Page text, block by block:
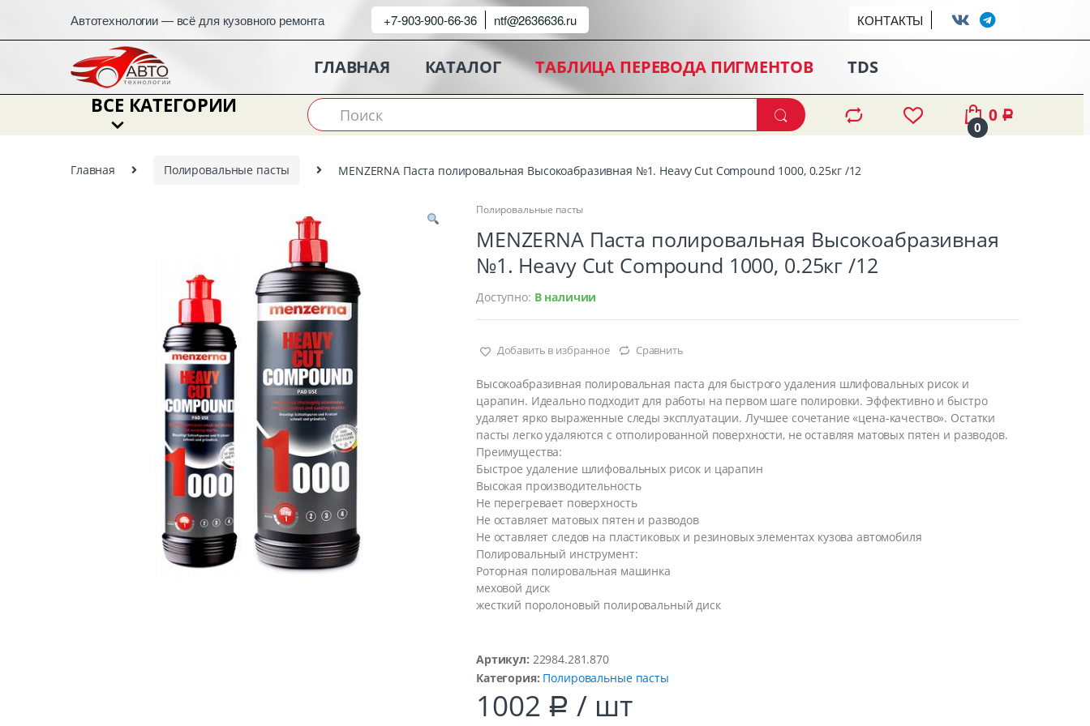
Автотехнологии — всё для кузовного ремонта +7-903-900-66-36 ntf@2636636.ru КОНТАКТЫ
ГЛАВНАЯ КАТАЛОГ ТАБЛИЦА ПЕРЕВОДА ПИГМЕНТОВ TDS
ВСЕ КАТЕГОРИИ
Search
for:
0
0 Р
Главная Полировальные пасты MENZERNA Паста полировальная Высокоабразивная №1. Heavy Cut Compound 1000, 0.25кг /12
Полировальные пасты
MENZERNA Паста полировальная Высокоабразивная
№1. Heavy Cut Compound 1000, 0.25кг /12
Доступно: В наличии
Добавить в избранное Сравнить
Высокоабразивная полировальная паста для быстрого удаления шлифовальных рисок и
царапин. Идеально подходит для работы на первом шаге полировки. Эффективно и быстро
удаляет ярко выраженные следы эксплуатации. Лучшее сочетание «цена-качество». Остатки
пасты легко удаляются с отполированной поверхности, не оставляя матовых пятен и разводов.
Преимущества:
Быстрое удаление шлифовальных рисок и царапин
Высокая производительность
Не перегревает поверхность
Не оставляет матовых пятен и разводов
Не оставляет следов на пластиковых и резиновых элементах кузова автомобиля
Полировальный инструмент:
Роторная полировальная машинка
меховой диск
жесткий поролоновый полировальный диск
Артикул: 22984.281.870
Категория: Полировальные пасты
1002 Р / шт